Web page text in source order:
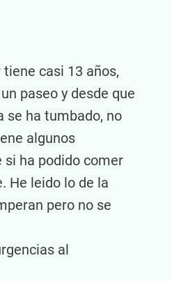
casi 13 años,
paseo y desde que
se ha tumbado, no
algunos
si ha podido comer
He leido lo de la
pero no se
al